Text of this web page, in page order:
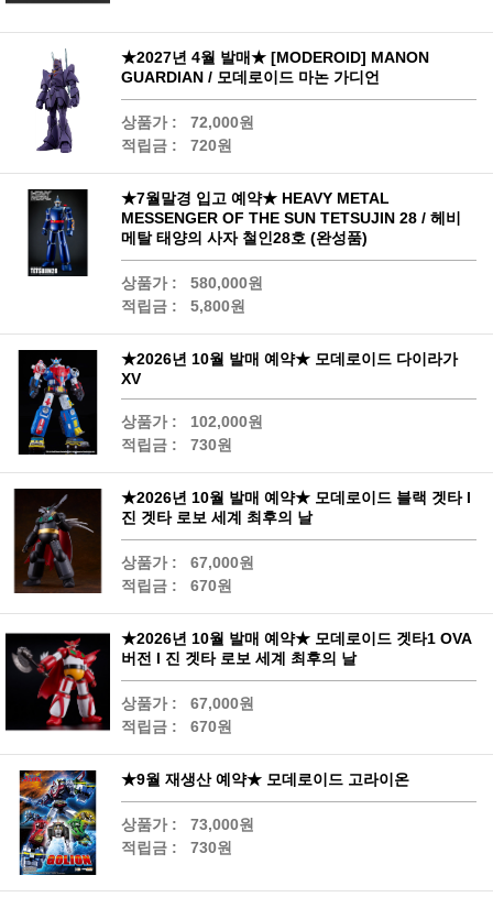
★2027년 4월 발매★ [MODEROID] MANON
GUARDIAN / 모데로이드 마논 가디언
상품가 :
72,000원
적립금 :
720원
★7월말경 입고 예약★ HEAVY METAL
MESSENGER OF THE SUN TETSUJIN 28 / 헤비
메탈 태양의 사자 철인28호 (완성품)
상품가 :
580,000원
적립금 :
5,800원
★2026년 10월 발매 예약★ 모데로이드 다이라가
XV
상품가 :
102,000원
적립금 :
730원
★2026년 10월 발매 예약★ 모데로이드 블랙 겟타 l
진 겟타 로보 세계 최후의 날
상품가 :
67,000원
적립금 :
670원
★2026년 10월 발매 예약★ 모데로이드 겟타1 OVA
버전 l 진 겟타 로보 세계 최후의 날
상품가 :
67,000원
적립금 :
670원
★9월 재생산 예약★ 모데로이드 고라이온
상품가 :
73,000원
적립금 :
730원